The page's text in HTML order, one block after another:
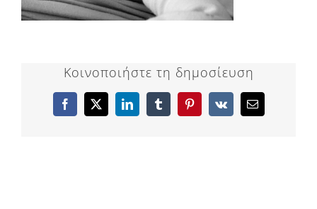
Κοινοποιήστε τη δημοσίευση
Facebook
X LinkedInTumblrPinterest
Vk Email